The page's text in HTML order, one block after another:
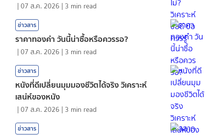
|07 ส.ค. 2026 | 3 min read
ข่าวสาร
ราคาทองคํา วันนี้น่าซื้อหรือควรรอ?
|07 ส.ค. 2026 | 3 min read
ข่าวสาร
หนังที่ดีเปลี่ยนมุมมองชีวิตได้จริง วิเคราะห์
เสน่ห์ของหนัง
|07 ส.ค. 2026 | 3 min read
ข่าวสาร